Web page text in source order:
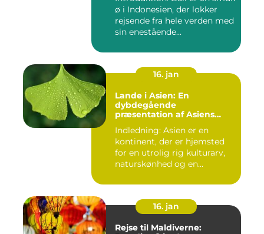
ø i Indonesien, der lokker
rejsende fra hele verden med
sin enestående...
16. jan
Lande i Asien: En
dybdegående
præsentation af Asiens
Indledning: Asien er en
kontinent, der er hjemsted
for en utrolig rig kulturarv,
naturskønhed og en...
16. jan
Rejse til Maldiverne: